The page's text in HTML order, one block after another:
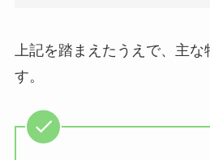
上記を踏まえたうえで、主な
す。